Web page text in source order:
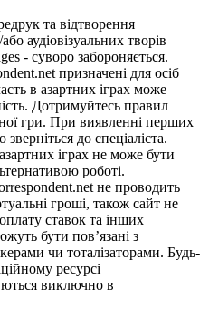
та відтворення
аудіовізуальних творів
- суворо забороняється.
призначені для осіб
в азартних іграх може
Дотримуйтесь правил
гри. При виявленні перших
до спеціаліста.
іграх не може бути
роботі.
не проводить
гроші, також сайт не
ставок та інших
бути пов’язані з
чи тоталізаторами. Будь-
ресурсі
виключно в